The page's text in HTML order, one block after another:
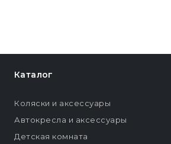
Каталог
Коляски и аксессуары
Автокресла и аксессуары
Детская комната